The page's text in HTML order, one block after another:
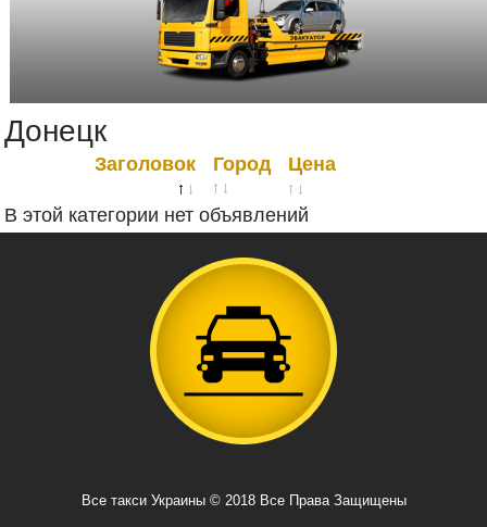
Донецк
Заголовок Город Цена
В этой категории нет объявлений
Все такси Украины © 2018 Все Права Защищены